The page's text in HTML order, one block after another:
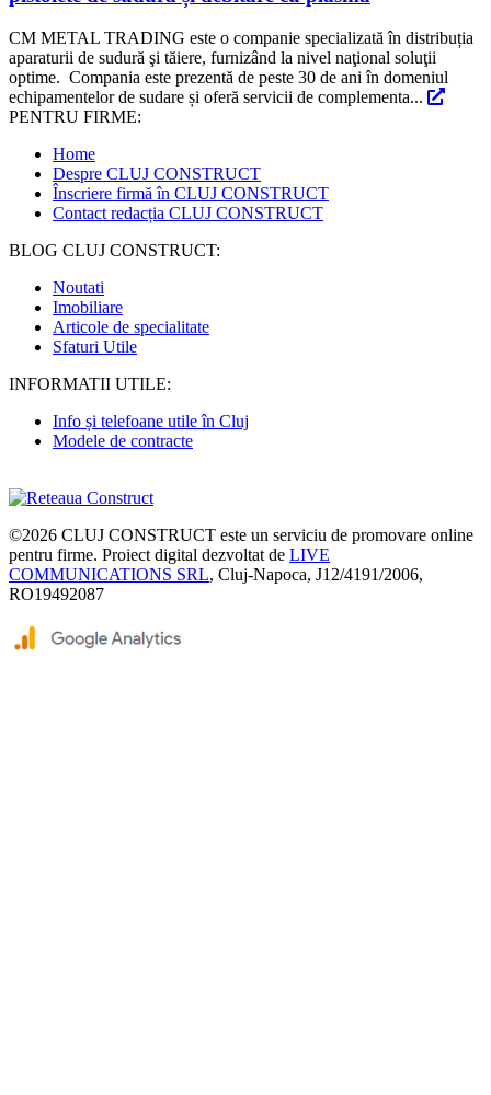
CM METAL TRADING este o companie specializată în distribuția
aparaturii de sudură şi tăiere, furnizând la nivel naţional soluţii
optime. Compania este prezentă de peste 30 de ani în domeniul
echipamentelor de sudare și oferă servicii de complementa...
PENTRU FIRME:
Home
Despre CLUJ CONSTRUCT
Înscriere firmă în CLUJ CONSTRUCT
Contact redacția CLUJ CONSTRUCT
BLOG CLUJ CONSTRUCT:
Noutati
Imobiliare
Articole de specialitate
Sfaturi Utile
INFORMATII UTILE:
Info și telefoane utile în Cluj
Modele de contracte
©2026 CLUJ CONSTRUCT este un serviciu de promovare online
pentru firme. Proiect digital dezvoltat de LIVE
COMMUNICATIONS SRL, Cluj-Napoca, J12/4191/2006,
RO19492087